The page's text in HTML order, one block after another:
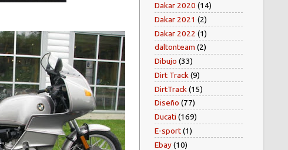
Dakar 2020 (14)
Dakar 2021 (2)
Dakar 2022 (1)
daltonteam (2)
Dibujo (33)
Dirt Track (9)
DirtTrack (15)
Diseño (77)
Ducati (169)
E-sport(1)
Ebay(10)